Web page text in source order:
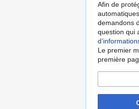
Afin de
demandons
question qui
Le premier
première